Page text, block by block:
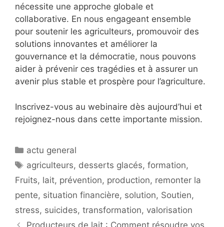
nécessite une approche globale et
collaborative. En nous engageant ensemble
pour soutenir les agriculteurs, promouvoir des
solutions innovantes et améliorer la
gouvernance et la démocratie, nous pouvons
aider à prévenir ces tragédies et à assurer un
avenir plus stable et prospère pour l’agriculture.
Inscrivez-vous au webinaire dès aujourd’hui et
rejoignez-nous dans cette importante mission.
Catégories
actu general
Étiquettes
agriculteurs, desserts glacés,formation,
Fruits, lait, prévention, production, remonter la
pente, situation financière, solution, Soutien,
stress, suicides, transformation, valorisation
Producteurs de lait : Comment résoudre vos